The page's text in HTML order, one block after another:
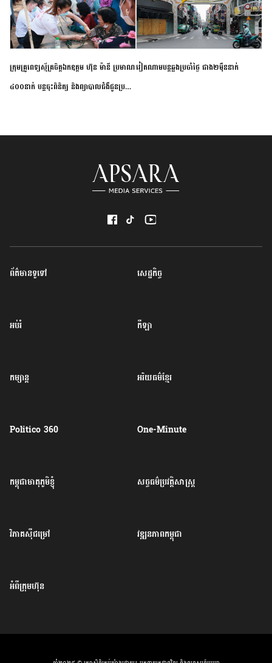
សិក្សានាពេលខាងមុខ
នៃភាពស្អិតរមួត និង
ការប្តេជ្ញាចិត្ត
ពិគ្រោះជំងឺទូទៅ និងផ្តល់
ថ្នាំពេទ្យជូនប្រជាពលរដ្ឋ
រស់នៅសង្កាត់បឹងកុក
ក្រុមគ្រូពេទ្យស្ម័គ្រចិត្តឯកឧត្តម ហ៊ុន ម៉ានី ប្រមាណ
៤០០នាក់ បន្តចុះពិនិត្យ និងព្យាបាលជំងឺជូនប្រជា
វៀតណាម​បន្ត​ឆ្លង​ប្រចាំថ្ងៃ​ ​ជាង​២​ម៉ឺន​នាក់​
ព័ត៌មានទូទៅ សេដ្ឋកិច្ច
អប់រំ កីឡា
កម្សាន្ត អរិយធម៌ខ្មែរ
Politico 360 One-Minute
កម្ពុជាមាតុភូមិខ្ញុំ សច្ចធម៌ប្រវត្តិសាស្ត្រ
វិភាគសុីជម្រៅ វឌ្ឍនភាពកម្ពុជា
អំពីក្រុមហ៊ុន